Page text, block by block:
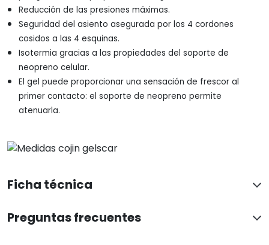
Reducción de las presiones máximas.
Seguridad del asiento asegurada por los 4 cordones
cosidos a las 4 esquinas.
Isotermia gracias a las propiedades del soporte de
neopreno celular.
El gel puede proporcionar una sensación de frescor al
primer contacto: el soporte de neopreno permite
atenuarla.
Ficha técnica
Preguntas frecuentes